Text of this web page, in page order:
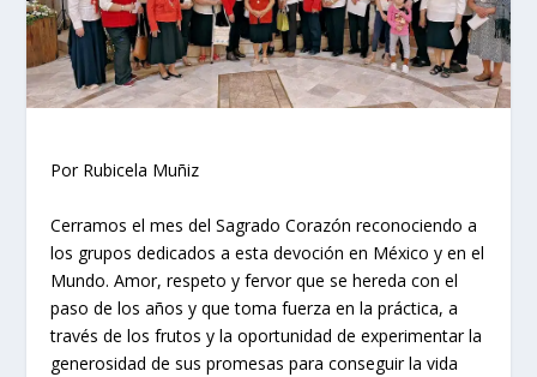
Por Rubicela Muñiz
Cerramos el mes del Sagrado Corazón reconociendo a
los grupos dedicados a esta devoción en México y en el
Mundo. Amor, respeto y fervor que se hereda con el
paso de los años y que toma fuerza en la práctica, a
través de los frutos y la oportunidad de experimentar la
generosidad de sus promesas para conseguir la vida